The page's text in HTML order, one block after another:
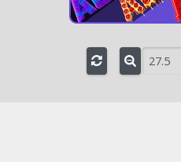
Поворот вокруг оси
e -